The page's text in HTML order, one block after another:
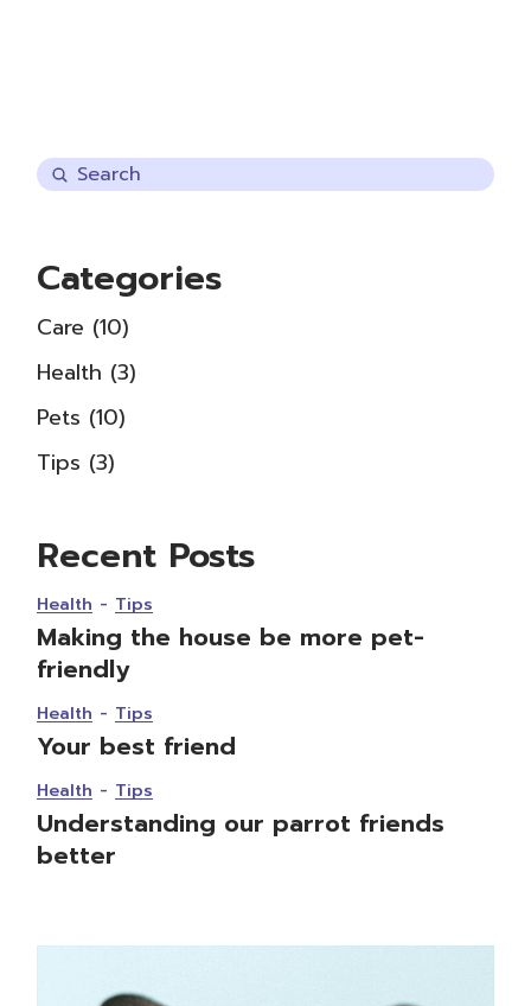
Categories
Care (10)
Health (3)
Pets (10)
Tips (3)
Recent Posts
Health Tips
Making the house be more pet-
friendly
Health Tips
Your best friend
Health Tips
Understanding our parrot friends
better